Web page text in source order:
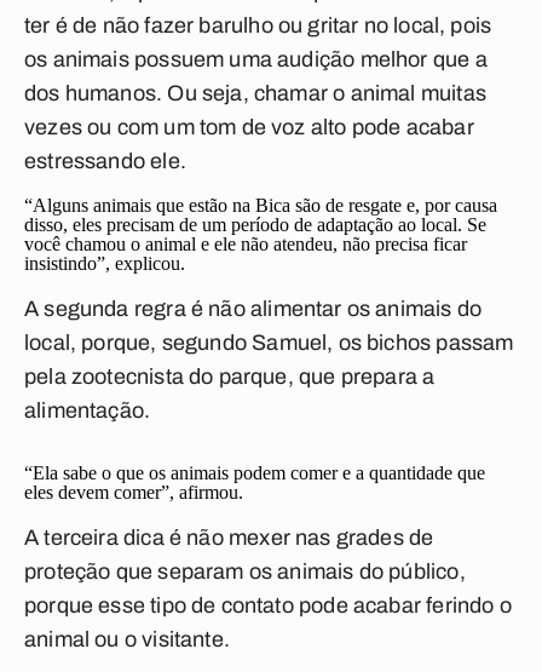
ter é de não fazer barulho ou gritar no local , pois
os animais possuem uma audição melhor que a
dos humanos. Ou seja, chamar o animal muitas
vezes ou com um tom de voz alto pode acabar
estressando ele.
“Alguns animais que estão na Bica são de resgate e, por causa
disso, eles precisam de um período de adaptação ao local. Se
você chamou o animal e ele não atendeu, não precisa ficar
insistindo”, explicou.
A segunda regra é não alimentar os animais do
local, porque, segundo Samuel, os bichos passam
pela zootecnista do parque, que prepara a
alimentação.
“Ela sabe o que os animais podem comer e a quantidade que
eles devem comer”, afirmou.
A terceira dica é não mexer nas grades de
proteção que separam os animais do público,
porque esse tipo de contato pode acabar ferindo o
animal ou o visitante.